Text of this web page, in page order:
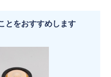
とをおすすめします